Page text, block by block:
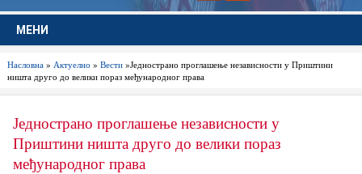
МЕНИ
Насловна» Актуелно » Вести»Једнострано проглашење независности у Приштини
ништа друго до велики пораз међународног права
Једнострано проглашење независности у
Приштини ништа друго до велики пораз
међународног права